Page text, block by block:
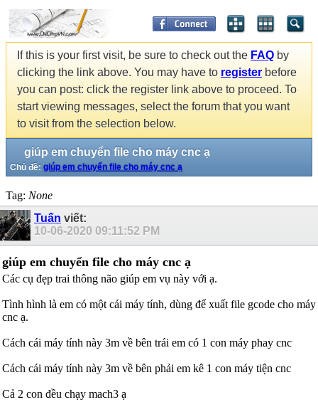
If this is your first visit, be sure to check out the FAQ by
clicking the link above. You may have to register before
you can post: click the register link above to proceed. To
start viewing messages, select the forum that you want
to visit from the selection below.
giúp em chuyển file cho máy cnc ạ
Chủ đề: giúp em chuyển file cho máy cnc ạ
Tag: None
Tuấn viết:
10-06-2020 09:11:52 PM
giúp em chuyển file cho máy cnc ạ
Các cụ đẹp trai thông não giúp em vụ này với ạ.
Tình hình là em có một cái máy tính, dùng để xuất file gcode cho máy
cnc ạ.
Cách cái máy tính này 3m về bên trái em có 1 con máy phay cnc
Cách cái máy tính này 3m về bên phải em kê 1 con máy tiện cnc
Cả 2 con đều chạy mach3 ạ